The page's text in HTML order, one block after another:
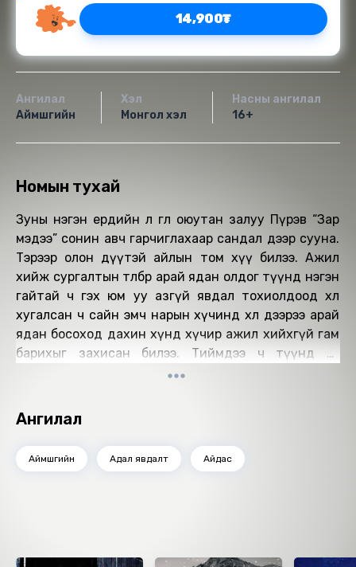
14,900₮
Ангилал
Аймшгийн
Хэл
Монгол хэл
Насны ангилал
16+
Номын тухай
Зуны нэгэн ердийн л өглөө оюутан залуу Пүрэв “Зар
мэдээ” сонин авч гарчиглахаар сандал дээр сууна.
Тэрээр олон дүүтэй айлын том хүү билээ. Ажил
хийж сургалтын төлбөрөө арай ядан олдог түүнд нэгэн
гайтай ч гэх юм уу азгүй явдал тохиолдоод хөлөө
хугалсан ч сайн эмч нарын хүчинд хөл дээрээ арай
ядан босоход дахин хүнд хүчир ажил хийхгүй гам
барихыг захисан билээ. Тиймдээ ч түүнд яг
тохирох мөнгөний ажил олдохгүй байтал сонингийн
зохиол эхэлнэ...
Ангилал
Аймшгийн Адал явдалт Айдас